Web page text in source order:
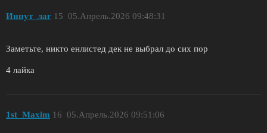
Инпут_лаг 05.Апрель.2026 09:48:31
15
Заметьте, никто енлистед дек не выбрал до сих пор
4 лайка
1st_Maxim 05.Апрель.2026 09:51:06
16